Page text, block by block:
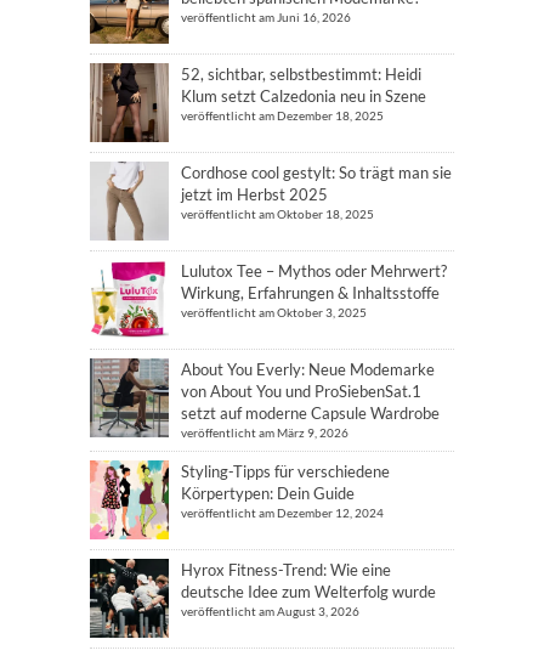
veröffentlicht am Juni 16, 2026
52, sichtbar, selbstbestimmt: Heidi
Klum setzt Calzedonia neu in Szene
veröffentlicht am Dezember 18, 2025
Cordhose cool gestylt: So trägt man sie
jetzt im Herbst 2025
veröffentlicht am Oktober 18, 2025
Lulutox Tee – Mythos oder Mehrwert?
Wirkung, Erfahrungen & Inhaltsstoffe
veröffentlicht am Oktober 3, 2025
About You Everly: Neue Modemarke
von About You und ProSiebenSat.1
setzt auf moderne Capsule Wardrobe
veröffentlicht am März 9, 2026
Styling-Tipps für verschiedene
Körpertypen: Dein Guide
veröffentlicht am Dezember 12, 2024
Hyrox Fitness-Trend: Wie eine
deutsche Idee zum Welterfolg wurde
veröffentlicht am August 3, 2026